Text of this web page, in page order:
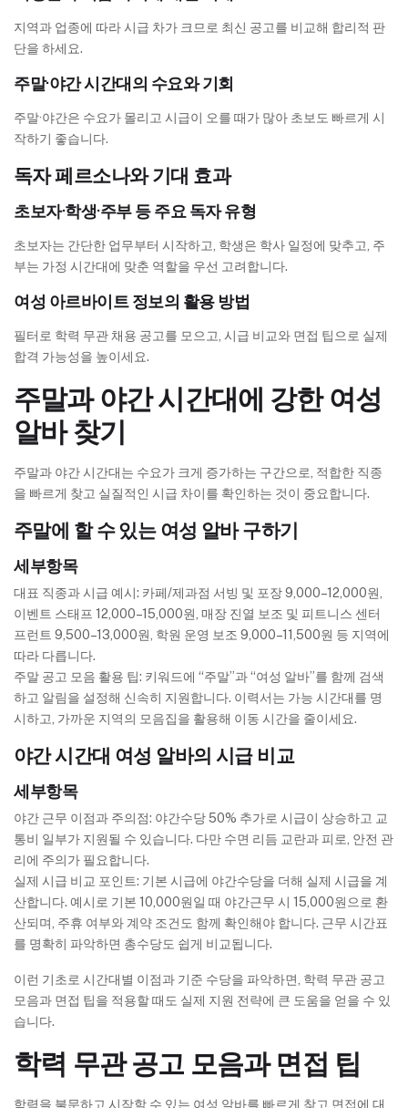
지역과 업종에 따라 시급 차가 크므로 최신 공고를 비교해 합리적 판
단을 하세요.
주말·야간 시간대의 수요와 기회
주말·야간은 수요가 몰리고 시급이 오를 때가 많아 초보도 빠르게 시
작하기 좋습니다.
독자 페르소나와 기대 효과
초보자·학생·주부 등 주요 독자 유형
초보자는 간단한 업무부터 시작하고, 학생은 학사 일정에 맞추고, 주
부는 가정 시간대에 맞춘 역할을 우선 고려합니다.
여성 아르바이트 정보의 활용 방법
필터로 학력 무관 채용 공고를 모으고, 시급 비교와 면접 팁으로 실제
합격 가능성을 높이세요.
주말과 야간 시간대에 강한 여성
알바 찾기
주말과 야간 시간대는 수요가 크게 증가하는 구간으로, 적합한 직종
을 빠르게 찾고 실질적인 시급 차이를 확인하는 것이 중요합니다.
주말에 할 수 있는 여성 알바 구하기
세부항목
대표 직종과 시급 예시: 카페/제과점 서빙 및 포장 9,000–12,000원,
이벤트 스태프 12,000–15,000원, 매장 진열 보조 및 피트니스 센터
프런트 9,500–13,000원, 학원 운영 보조 9,000–11,500원 등 지역에
따라 다릅니다.
주말 공고 모음 활용 팁: 키워드에 “주말”과 “여성 알바”를 함께 검색
하고 알림을 설정해 신속히 지원합니다. 이력서는 가능 시간대를 명
시하고, 가까운 지역의 모음집을 활용해 이동 시간을 줄이세요.
야간 시간대 여성 알바의 시급 비교
세부항목
야간 근무 이점과 주의점: 야간수당 50% 추가로 시급이 상승하고 교
통비 일부가 지원될 수 있습니다. 다만 수면 리듬 교란과 피로, 안전 관
리에 주의가 필요합니다.
실제 시급 비교 포인트: 기본 시급에 야간수당을 더해 실제 시급을 계
산합니다. 예시로 기본 10,000원일 때 야간근무 시 15,000원으로 환
산되며, 주휴 여부와 계약 조건도 함께 확인해야 합니다. 근무 시간표
를 명확히 파악하면 총수당도 쉽게 비교됩니다.
이런 기초로 시간대별 이점과 기준 수당을 파악하면, 학력 무관 공고
모음과 면접 팁을 적용할 때도 실제 지원 전략에 큰 도움을 얻을 수 있
습니다.
학력 무관 공고 모음과 면접 팁
학력을 불문하고 시작할 수 있는 여성 알바를 빠르게 찾고 면접에 대